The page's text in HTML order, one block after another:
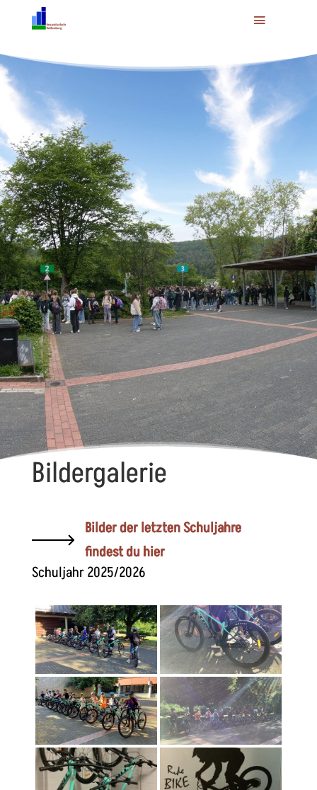
Bildergalerie
Bilder der letzten Schuljahre
findest du hier
Schuljahr 2025/2026